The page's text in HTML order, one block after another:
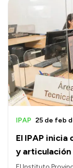
El IPAP
y
IPAP 25 de feb